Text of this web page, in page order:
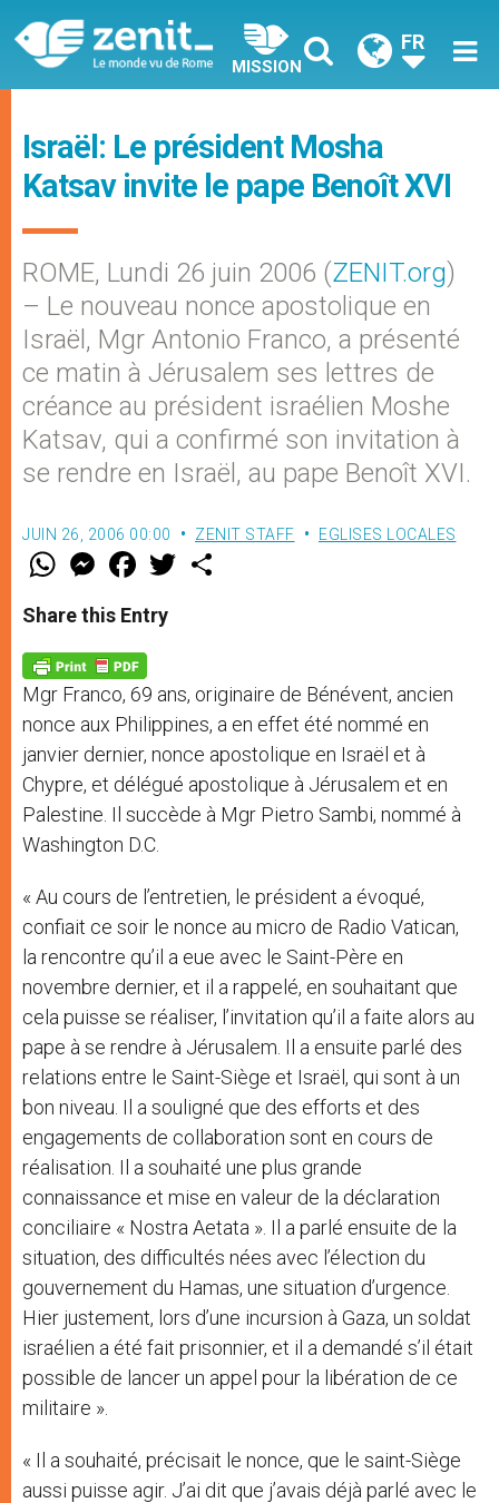
MISSION
FR
Israël: Le président Mosha
Katsav invite le pape Benoît XVI
ROME, Lundi 26 juin 2006 (ZENIT.org)
– Le nouveau nonce apostolique en
Israël, Mgr Antonio Franco, a présenté
ce matin à Jérusalem ses lettres de
créance au président israélien Moshe
Katsav, qui a confirmé son invitation à
se rendre en Israël, au pape Benoît XVI.
JUIN 26, 2006 00:00 ZENIT STAFF EGLISES LOCALES
W
t
s
p
p
M
e
s
e
g
e
r
F
a
e
b
o
k
w
Share this Entry
Mgr Franco, 69 ans, originaire de Bénévent, ancien
nonce aux Philippines, a en effet été nommé en
janvier dernier, nonce apostolique en Israël et à
Chypre, et délégué apostolique à Jérusalem et en
Palestine. Il succède à Mgr Pietro Sambi, nommé à
Washington D.C.
« Au cours de l’entretien, le président a évoqué,
confiait ce soir le nonce au micro de Radio Vatican,
la rencontre qu’il a eue avec le Saint-Père en
novembre dernier, et il a rappelé, en souhaitant que
cela puisse se réaliser, l’invitation qu’il a faite alors au
pape à se rendre à Jérusalem. Il a ensuite parlé des
relations entre le Saint-Siège et Israël, qui sont à un
bon niveau. Il a souligné que des efforts et des
engagements de collaboration sont en cours de
réalisation. Il a souhaité une plus grande
connaissance et mise en valeur de la déclaration
conciliaire « Nostra Aetata ». Il a parlé ensuite de la
situation, des difficultés nées avec l’élection du
gouvernement du Hamas, une situation d’urgence.
Hier justement, lors d’une incursion à Gaza, un soldat
israélien a été fait prisonnier, et il a demandé s’il était
possible de lancer un appel pour la libération de ce
militaire ».
« Il a souhaité, précisait le nonce, que le saint-Siège
aussi puisse agir. J’ai dit que j’avais déjà parlé avec le